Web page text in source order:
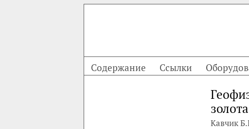
Содержание Ссылки
золота
Кавчик